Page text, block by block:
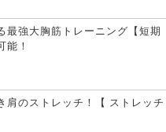
最強大胸筋トレーニング【短期
能！
肩のストレッチ！【 ストレッチ